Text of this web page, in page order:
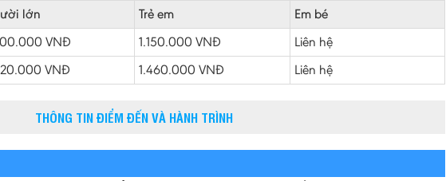
lớn Trẻ em
Em bé
VNĐ 1.150.000 VNĐ
Liên hệ
VNĐ 1.460.000 VNĐ Liên hệ
THÔNG TIN ĐIỂM ĐẾN VÀ HÀNH TRÌNH